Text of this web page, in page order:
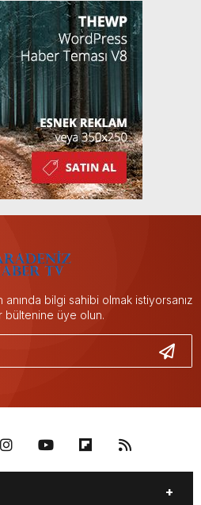
bilgi sahibi olmak istiyorsanız
bültenine üye olun.